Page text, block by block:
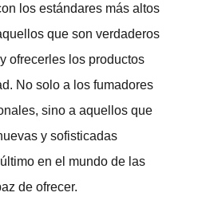
los estándares más altos
que son verdaderos
ofrecerles los productos
No solo a los fumadores
sino a aquellos que
y sofisticadas
en el mundo de las
de ofrecer.